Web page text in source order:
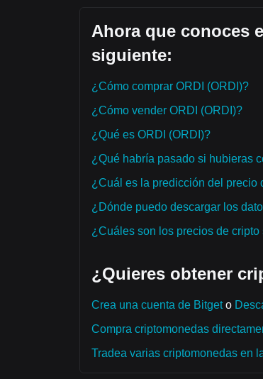
Ahora que conoces
siguiente:
¿Cómo comprar ORDI (ORDI)?
¿Cómo vender ORDI (ORDI)?
¿Qué es ORDI (ORDI)?
¿Qué habría pasado si hubieras
¿Cuál es la predicción del precio
¿Dónde puedo descargar los
¿Cuáles son los precios de
¿Quieres obtener
Crea una cuenta de Bitgeto
Compra criptomonedas
Tradea varias criptomonedas en